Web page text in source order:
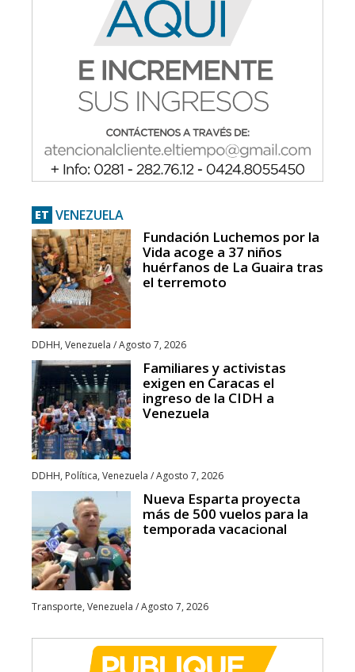
ET VENEZUELA
Fundación Luchemos por la
Vida acoge a 37 niños
huérfanos de La Guaira tras
el terremoto
DDHH, Venezuela /Agosto 7, 2026
Familiares y activistas
exigen en Caracas el
ingreso de la CIDH a
Venezuela
DDHH, Política, Venezuela /Agosto 7, 2026
Nueva Esparta proyecta
más de 500 vuelos para la
temporada vacacional
Transporte, Venezuela /Agosto 7, 2026